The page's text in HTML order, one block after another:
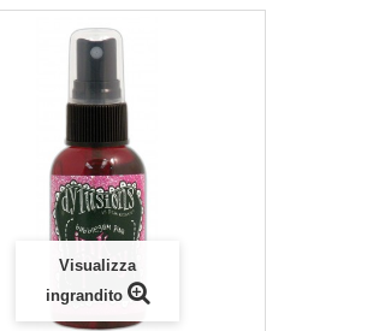
Visualizza
ingrandito